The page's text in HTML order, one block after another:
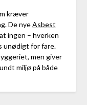
kræver
De nyeAsbest
ingen – hverken
unødigt for fare.
men giver
miljø på både